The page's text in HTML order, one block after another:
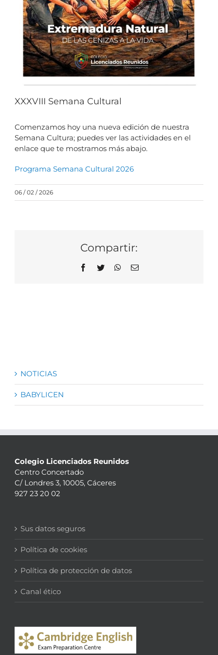
XXXVIII Semana Cultural
Comenzamos hoy una nueva edición de nuestra
Semana Cultura; puedes ver las actividades en el
enlace que te mostramos más abajo.
Programa Semana Cultural 2026
06 / 02 / 2026
Compartir:
Facebook
Twitter WhatsApp
Correo
NOTICIAS
BABYLICEN
Colegio Licenciados Reunidos
Centro Concertado
C/ Londres 3, 10005, Cáceres
927 23 20 02
Sus datos seguros
Política de cookies
Política de protección de datos
Canal ético